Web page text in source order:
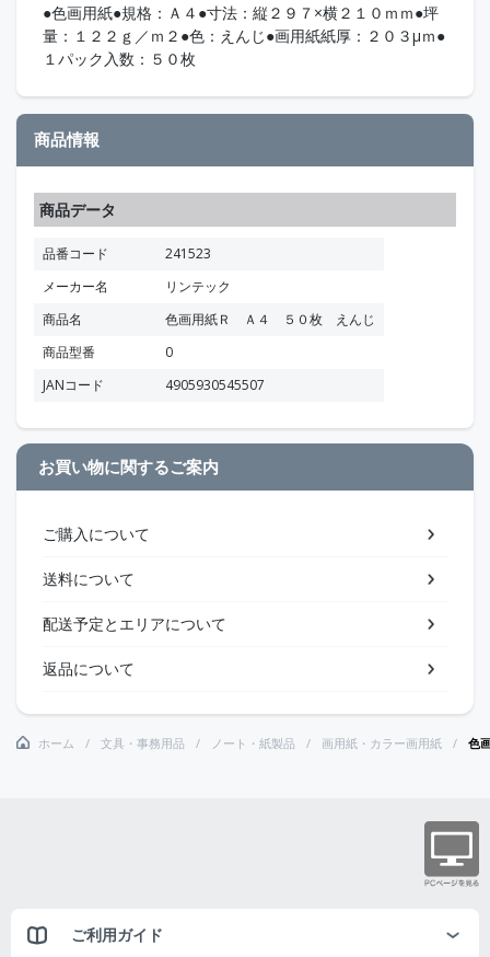
●色画用紙●規格：Ａ４●寸法：縦２９７×横２１０ｍｍ●坪
量：１２２ｇ／ｍ２●色：えんじ●画用紙紙厚：２０３μｍ●
１パック入数：５０枚
商品情報
商品データ
品番コード
241523
メーカー名
リンテック
商品名
色画用紙Ｒ Ａ４ ５０枚 えんじ
商品型番
0
JANコード
4905930545507
お買い物に関するご案内
ご購入について
送料について
配送予定とエリアについて
返品について
ホーム 文具・事務用品 ノート・紙製品 画用紙・カラー画用紙 色
ご利用ガイド